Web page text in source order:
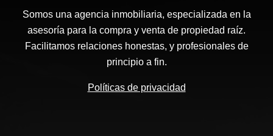
Somos una agencia inmobiliaria, especializada en la
asesoría para la compra y venta de propiedad raíz.
Facilitamos relaciones honestas, y profesionales de
principio a fin.
Políticas de privacidad